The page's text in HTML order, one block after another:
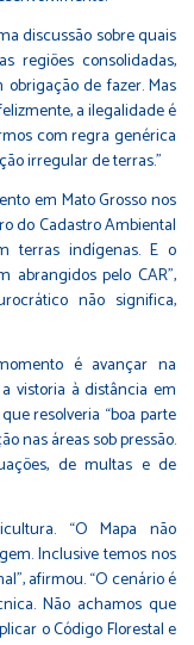
discussão sobre quais
regiões consolidadas,
obrigação de fazer. Mas
a ilegalidade é
com regra genérica
irregular de terras.”
em Mato Grosso nos
do Cadastro Ambiental
terras indígenas. E o
abrangidos pelo CAR”,
não significa,
é avançar na
vistoria à distância em
resolveria “boa parte
nas áreas sob pressão.
de multas e de
“O Mapa não
Inclusive temos nos
afirmou. “O cenário é
Não achamos que
o Código Florestal e